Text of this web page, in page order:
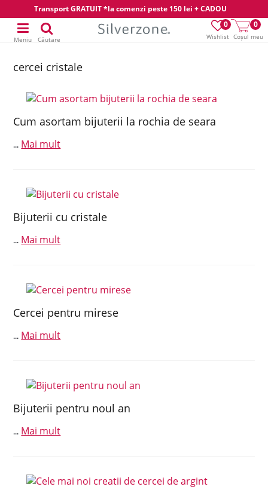
Transport GRATUIT *la comenzi peste 150 lei + CADOU
Wishlist
0
Coșul meu
0
Meniu Căutare
cercei cristale
Cum asortam bijuterii la rochia de seara
... Mai mult
Bijuterii cu cristale
... Mai mult
Cercei pentru mirese
... Mai mult
Bijuterii pentru noul an
... Mai mult